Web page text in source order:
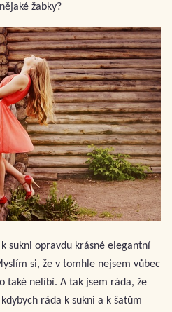
žabky?
sukni opravdu krásné elegantní
si, že v tomhle nejsem vůbec
také nelíbí. A tak jsem ráda, že
ráda k sukni a k šatům